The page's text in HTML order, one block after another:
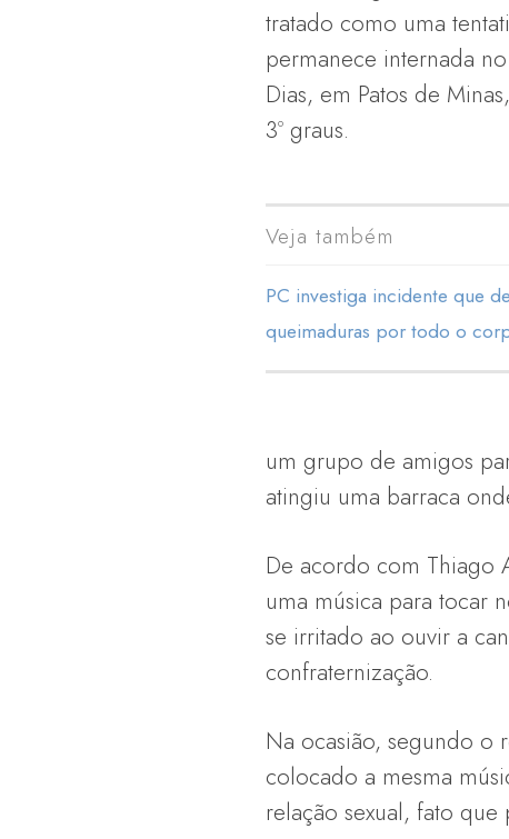
tratado como uma
permanece internada
Dias, em Patos de
3º graus.
Veja também
PC investiga incidente que
queimaduras por todo o
um grupo de amigos
atingiu uma barraca
De acordo com Thiago
uma música para tocar
se irritado ao ouvir a
confraternização.
Na ocasião, segundo o
colocado a mesma
relação sexual, fato